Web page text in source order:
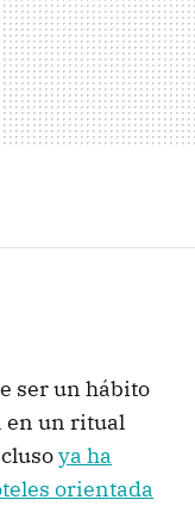
ser un hábito
en un ritual
ya ha
orientada